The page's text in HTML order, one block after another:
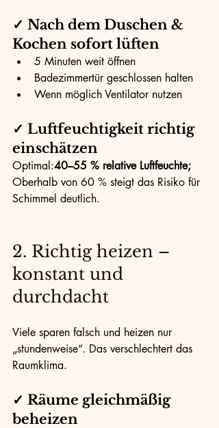
✓ Nach dem Duschen &
Kochen sofort lüften
5 Minuten weit öffnen
Badezimmertür geschlossen halten
Wenn möglich Ventilator nutzen
✓ Luftfeuchtigkeit richtig
einschätzen
Optimal:40–55 % relative Luftfeuchte;
Oberhalb von 60 % steigt das Risiko für
Schimmel deutlich.
2. Richtig heizen –
konstant und
durchdacht
Viele sparen falsch und heizen nur
„stundenweise“. Das verschlechtert das
Raumklima.
✓ Räume gleichmäßig
beheizen